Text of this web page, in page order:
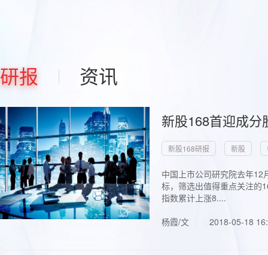
研报 资讯
新股168首迎成
新股168研报 新股
中国上市公司研究院去年
标，筛选出值得重点关注的
指数累计上涨8....
杨霞/文
2018-05-18